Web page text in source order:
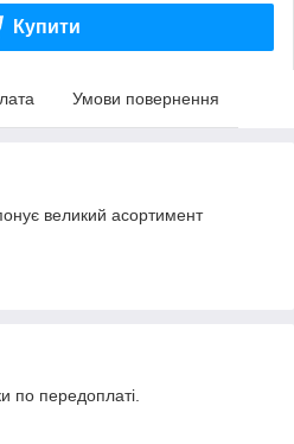
Купити
Умови повернення
великий асортимент
по передоплаті.